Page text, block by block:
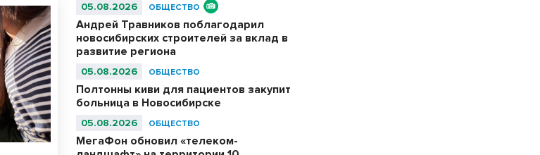
05.08.2026 ОБЩЕСТВО
Андрей Травников поблагодарил
новосибирских строителей за вклад в
развитие региона
05.08.2026 ОБЩЕСТВО
Полтонны киви для пациентов закупит
больница в Новосибирске
05.08.2026 ОБЩЕСТВО
МегаФон обновил «телеком-